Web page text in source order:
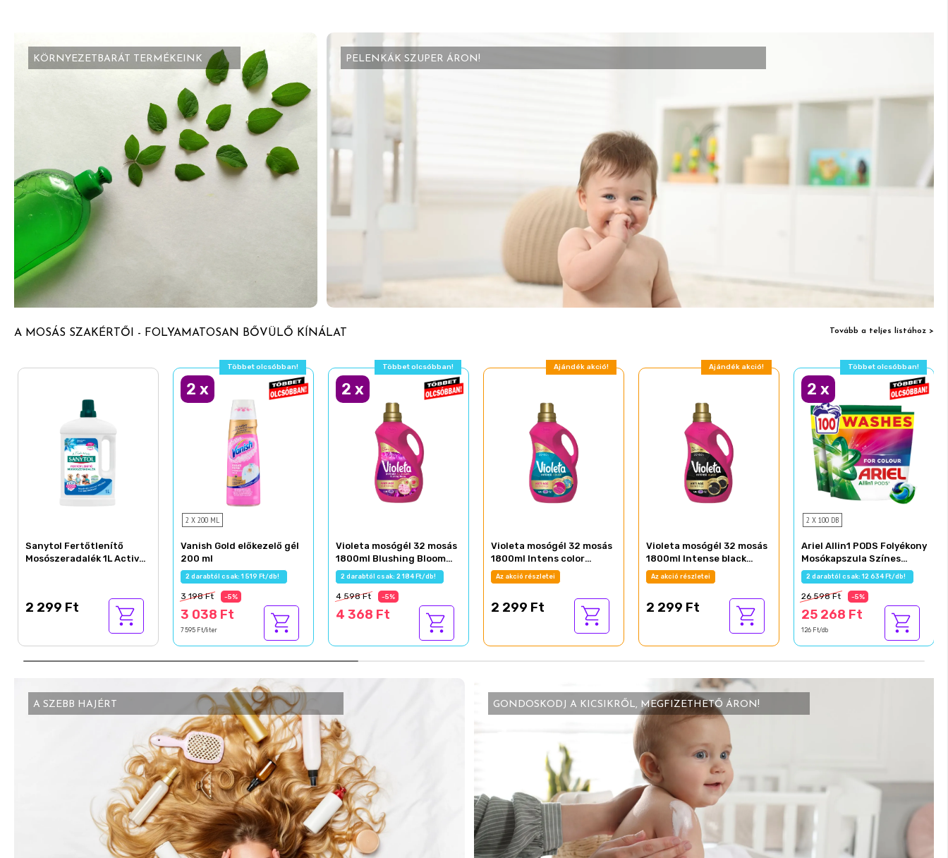
KÖRNYEZETBARÁT TERMÉKEINK PELENKÁK SZUPER ÁRON!
A MOSÁS SZAKÉRTŐI - FOLYAMATOSAN BŐVÜLŐ KÍNÁLAT Tovább a teljes listához >
Sanytol Fertőtlenítő
Mosószeradalék 1L Active
2 299 Ft
Többet olcsóbban!
2 x
2 X 200 ML
Vanish Gold előkezelő gél
200 ml
2 darabtól csak: 1 519 Ft/db!
3 198 Ft -5%
3 038 Ft
7 595 Ft/liter
Többet olcsóbban!
2 x
Violeta mosógél 32 mosás
1800ml Blushing Bloom
károsodott ruhákhoz
2 darabtól csak: 2 184 Ft/db!
4 598 Ft -5%
4 368 Ft
Ajándék akció!
Violeta mosógél 32 mosás
1800ml Intens color
színes ruhákhoz
Az akció részletei
2 299 Ft
Ajándék akció!
Violeta mosógél 32 mosás
1800ml Intense black
fekete ruhákhoz
Az akció részletei
2 299 Ft
Többet olcsóbban!
2 x
2 X 100 DB
Ariel Allin1 PODS Folyékony
Mosókapszula Színes
Ruhákhoz, 100 Mosáshoz
2 darabtól csak: 12 634 Ft/db!
26 598 Ft -5%
25 268 Ft
126 Ft/db
A SZEBB HAJÉRT GONDOSKODJ A KICSIKRŐL, MEGFIZETHETŐ ÁRON!